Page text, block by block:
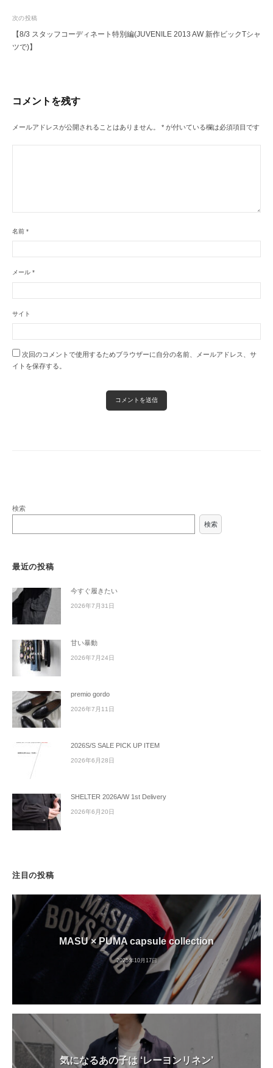
ビ
ゲ
ン
次の投稿
【8/3 スタッフコーディネート特別編(JUVENILE 2013 AW 新作ビックTシャ
ツで)】
コメントを残す
メールアドレスが公開されることはありません。 * が付いている欄は必須項目です
名前 *
メール *
サイト
次回のコメントで使用するためブラウザーに自分の名前、メールアドレス、サ
イトを保存する。
検索
検索
最近の投稿
今すぐ履きたい
2026年7月31日
甘い暴動
2026年7月24日
premio gordo
2026年7月11日
2026S/S SALE PICK UP ITEM
2026年6月28日
SHELTER 2026A/W 1st Delivery
2026年6月20日
注目の投稿
MASU × PUMA capsule collection
2025年10月17日
気になるあの子は ‘レーヨンリネン’